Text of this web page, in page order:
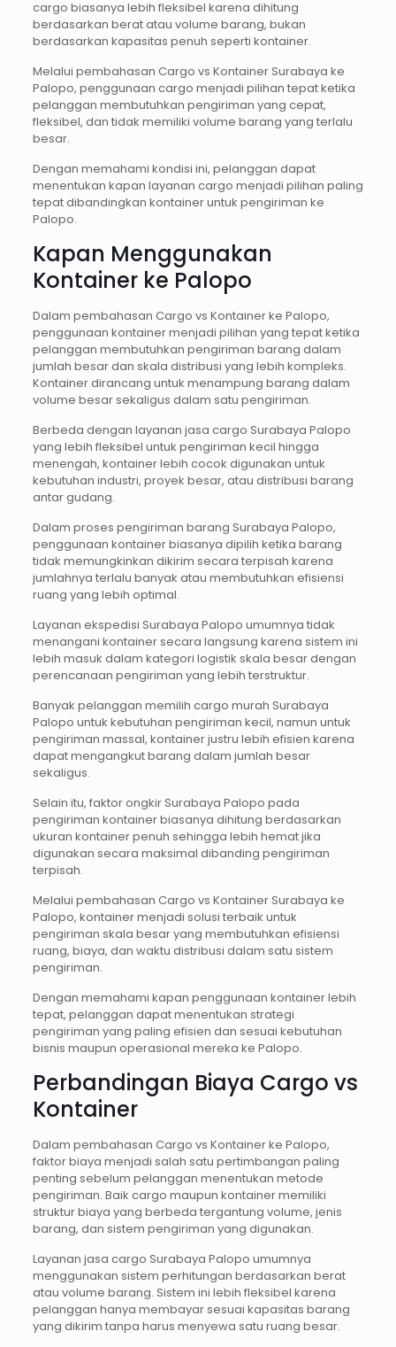
cargo biasanya lebih fleksibel karena dihitung
berdasarkan berat atau volume barang, bukan
berdasarkan kapasitas penuh seperti kontainer.
Melalui pembahasan Cargo vs Kontainer Surabaya ke
Palopo, penggunaan cargo menjadi pilihan tepat ketika
pelanggan membutuhkan pengiriman yang cepat,
fleksibel, dan tidak memiliki volume barang yang terlalu
besar.
Dengan memahami kondisi ini, pelanggan dapat
menentukan kapan layanan cargo menjadi pilihan paling
tepat dibandingkan kontainer untuk pengiriman ke
Palopo.
Kapan Menggunakan
Kontainer ke Palopo
Dalam pembahasan Cargo vs Kontainer ke Palopo,
penggunaan kontainer menjadi pilihan yang tepat ketika
pelanggan membutuhkan pengiriman barang dalam
jumlah besar dan skala distribusi yang lebih kompleks.
Kontainer dirancang untuk menampung barang dalam
volume besar sekaligus dalam satu pengiriman.
Berbeda dengan layanan jasa cargo Surabaya Palopo
yang lebih fleksibel untuk pengiriman kecil hingga
menengah, kontainer lebih cocok digunakan untuk
kebutuhan industri, proyek besar, atau distribusi barang
antar gudang.
Dalam proses pengiriman barang Surabaya Palopo,
penggunaan kontainer biasanya dipilih ketika barang
tidak memungkinkan dikirim secara terpisah karena
jumlahnya terlalu banyak atau membutuhkan efisiensi
ruang yang lebih optimal.
Layanan ekspedisi Surabaya Palopo umumnya tidak
menangani kontainer secara langsung karena sistem ini
lebih masuk dalam kategori logistik skala besar dengan
perencanaan pengiriman yang lebih terstruktur.
Banyak pelanggan memilih cargo murah Surabaya
Palopo untuk kebutuhan pengiriman kecil, namun untuk
pengiriman massal, kontainer justru lebih efisien karena
dapat mengangkut barang dalam jumlah besar
sekaligus.
Selain itu, faktor ongkir Surabaya Palopo pada
pengiriman kontainer biasanya dihitung berdasarkan
ukuran kontainer penuh sehingga lebih hemat jika
digunakan secara maksimal dibanding pengiriman
terpisah.
Melalui pembahasan Cargo vs Kontainer Surabaya ke
Palopo, kontainer menjadi solusi terbaik untuk
pengiriman skala besar yang membutuhkan efisiensi
ruang, biaya, dan waktu distribusi dalam satu sistem
pengiriman.
Dengan memahami kapan penggunaan kontainer lebih
tepat, pelanggan dapat menentukan strategi
pengiriman yang paling efisien dan sesuai kebutuhan
bisnis maupun operasional mereka ke Palopo.
Perbandingan Biaya Cargo vs
Kontainer
Dalam pembahasan Cargo vs Kontainer ke Palopo,
faktor biaya menjadi salah satu pertimbangan paling
penting sebelum pelanggan menentukan metode
pengiriman. Baik cargo maupun kontainer memiliki
struktur biaya yang berbeda tergantung volume, jenis
barang, dan sistem pengiriman yang digunakan.
Layanan jasa cargo Surabaya Palopo umumnya
menggunakan sistem perhitungan berdasarkan berat
atau volume barang. Sistem ini lebih fleksibel karena
pelanggan hanya membayar sesuai kapasitas barang
yang dikirim tanpa harus menyewa satu ruang besar.